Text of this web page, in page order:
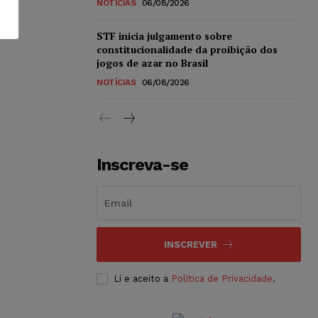
NOTÍCIAS 06/08/2026
STF inicia julgamento sobre
constitucionalidade da proibição dos
jogos de azar no Brasil
NOTÍCIAS 06/08/2026
Inscreva-se
INSCREVER
Li e aceito a Política de Privacidade.